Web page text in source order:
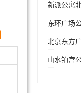
新派公寓
东环广场
北京东方
山水铂宫